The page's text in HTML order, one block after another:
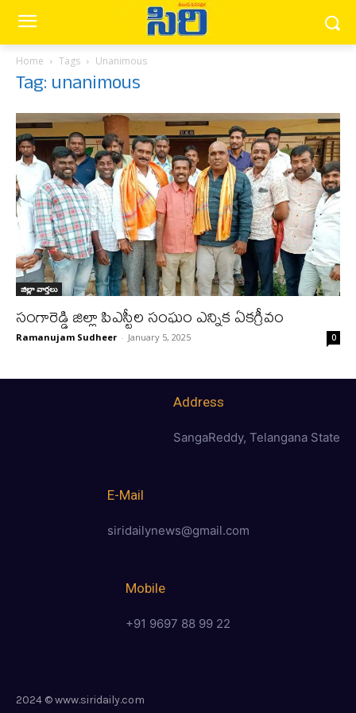
Home Tags Unanimous
Tag: unanimous
జిల్లా వార్త‌లు
సంగారెడ్డి జిల్లా పిఎస్టీల సంఘం ఎన్నిక ఏకగ్రీవం
Ramanujam Sudheer - January 5, 2025 0
Address
SangaReddy, Telangana State
E-Mail
siridailynews@gmail.com
Mobile
+91 9697 88 99 22
2024 © www.siridaily.com